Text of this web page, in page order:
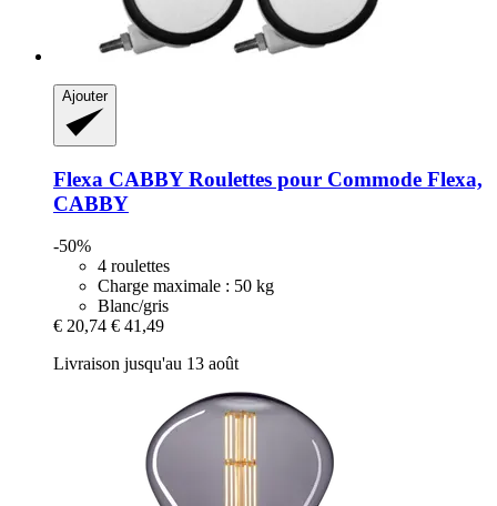
Ajouter
Flexa CABBY Roulettes pour Commode Flexa,
CABBY
-50%
4 roulettes
Charge maximale : 50 kg
Blanc/gris
€ 20,74 € 41,49
Livraison jusqu'au 13 août